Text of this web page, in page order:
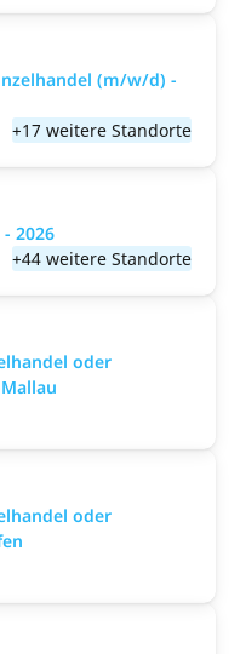
(m/w/d) -
+17 weitere Standorte
2026
+44 weitere Standorte
oder
oder